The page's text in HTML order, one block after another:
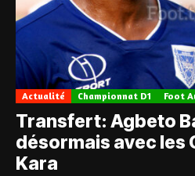
Actualité Championnat D1 Foot
Transfert: Agbeto
désormais avec les
Kara